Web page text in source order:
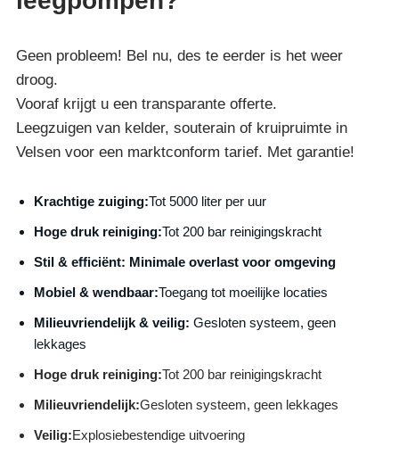
Geen probleem! Bel nu, des te eerder is het weer
droog.
Vooraf krijgt u een transparante offerte.
Leegzuigen van kelder, souterain of kruipruimte in
Velsen voor een marktconform tarief. Met garantie!
Krachtige zuiging:Tot 5000 liter per uur
Hoge druk reiniging:Tot 200 bar reinigingskracht
Stil & efficiënt: Minimale overlast voor omgeving
Mobiel & wendbaar:Toegang tot moeilijke locaties
Milieuvriendelijk & veilig: Gesloten systeem, geen
lekkages
Hoge druk reiniging:Tot 200 bar reinigingskracht
Milieuvriendelijk:Gesloten systeem, geen lekkages
Veilig:Explosiebestendige uitvoering